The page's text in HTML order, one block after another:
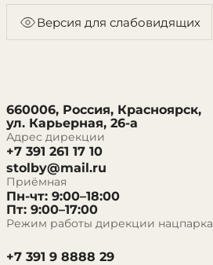
Версия для слабовидящих
660006, Россия, Красноярск,
ул. Карьерная, 26-а
Адрес дирекции
+7 391 261 17 10
stolby@mail.ru
Приёмная
Пн-чт: 9:00–18:00
Пт: 9:00–17:00
Режим работы дирекции нацпарка
+7 391 9 8888 29